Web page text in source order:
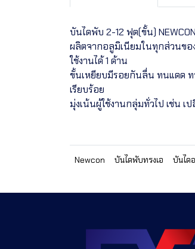
บันไดพับ 2-12 ฟุต(ขั้น)
ผลิตจากอลูมิเนียมในทุกส่วนขอ
ใช้งานได้ 1 ด้าน
ขั้นเหยียบมีรอยกันลื่น ทนแดด ท
เรียบร้อย
มุ่งเน้นผู้ใช้งานกลุ่มทั่วไป เช่น เ
Newcon บันไดพับทรงเอ บันได